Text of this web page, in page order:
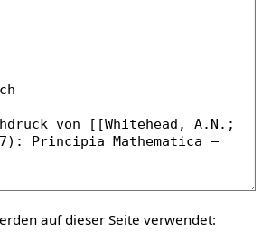
auf dieser Seite verwendet: